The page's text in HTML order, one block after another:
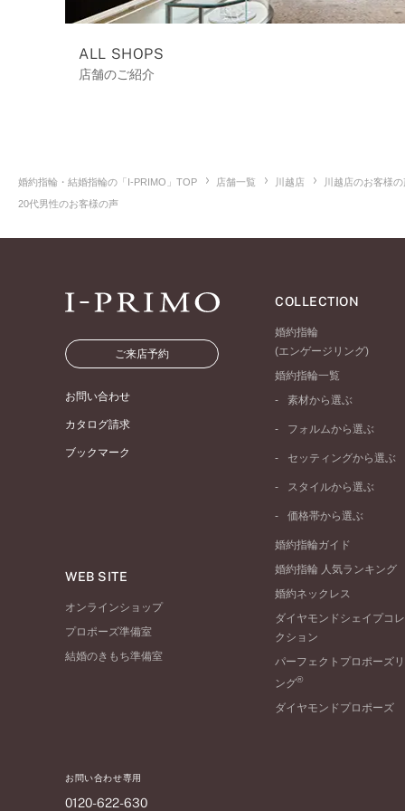
ALL SHOPS
店舗のご紹介
婚約指輪・結婚指輪の「I-PRIMO」TOP 店舗一覧 川越店
川越店のお客様
20代男性のお客様の声
ご来店予約
お問い合わせ
カタログ請求
ブックマーク
WEB SITE
オンラインショップ
プロポーズ準備室
結婚のきもち準備室
お問い合わせ専用
0120-622-630
COLLECTION
婚約指輪
(エンゲージリング)
婚約指輪一覧
素材から選ぶ
プラチナ
ピンクゴールド
ペールブラウンゴール
フォルムから選ぶ
ストレートライン
V字ライン
セッティングから選ぶ
ソリテール
ダブルサイドメレ
ラインメレ
スタイルから選ぶ
シンプル
モード
エレガント
ゴージャス
価格帯から選ぶ
50万円台～
20万円台～
10万円台～
婚約指輪ガイド
婚約指輪 人気ランキング
婚約ネックレス
ダイヤモンドシェイプコレ
クション
パーフェクトプロポーズリ
ング®
ダイヤモンドプロポーズ